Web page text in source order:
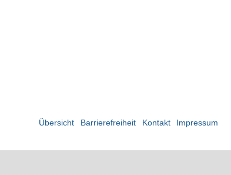
Übersicht Barrierefreiheit Kontakt Impressum